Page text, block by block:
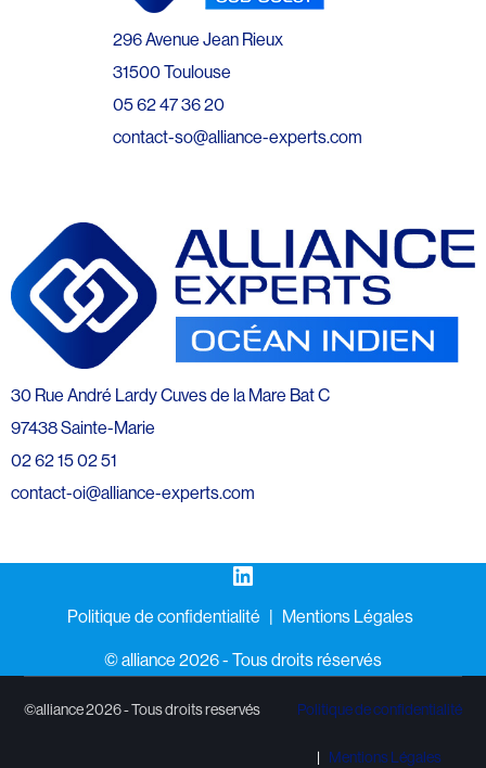
296 Avenue Jean Rieux
31500 Toulouse
05 62 47 36 20
contact-so@alliance-experts.com
30 Rue André Lardy Cuves de la Mare Bat C
97438 Sainte-Marie
02 62 15 02 51
contact-oi@alliance-experts.com
LinkedIn
Politique de confidentialité
Mentions Légales
©️ alliance 2026 - Tous droits réservés
©alliance 2026 - Tous droits reservés Politique de confidentialité
Mentions Légales